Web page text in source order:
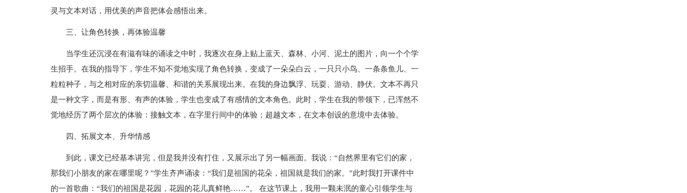
灵与文本对话，用优美的声音把体会感悟出来。
三、让角色转换，再体验温馨
当学生还沉浸在有滋有味的诵读之中时，我逐次在身上贴上蓝天、森林、小河、泥土的图片，向一个个学
生招手。在我的指导下，学生不知不觉地实现了角色转换，变成了一朵朵白云，一只只小鸟、一条条鱼儿、一
粒粒种子，与之相对应的亲切温馨、和谐的关系展现出来。在我的身边飘浮、玩耍、游动、静伏。文本不再只
是一种文字，而是有形、有声的体验，学生也变成了有感情的文本角色。此时，学生在我的带领下，已浑然不
觉地经历了两个层次的体验：接触文本，在字里行间中的体验；超越文本，在文本创设的意境中去体验。
四、拓展文本、升华情感
到此，课文已经基本讲完，但是我并没有打住，又展示出了另一幅画面。我说：“自然界里有它们的家，
那我们小朋友的家在哪里呢？”学生齐声诵读：“我们是祖国的花朵，祖国就是我们的家。”此时我打开课件中
的一首歌曲：“我们的祖国是花园，花园的花儿真鲜艳……”。 在这节课上，我用一颗未泯的童心引领学生与